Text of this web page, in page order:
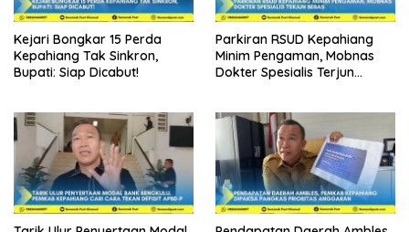
Kejari Bongkar 15 Perda
Kepahiang Tak Sinkron,
Bupati: Siap Dicabut!
Parkiran RSUD Kepahiang
Minim Pengaman, Mobnas
Dokter Spesialis Terjun